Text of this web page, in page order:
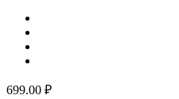
699.00 ₽